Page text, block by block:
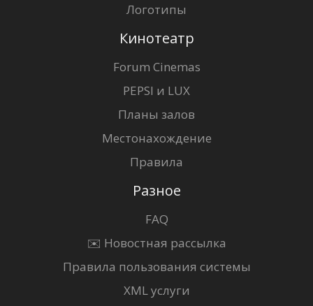
Логотипы
Кинотеатр
Forum Cinemas
PEPSI и LUX
Планы залов
Местонахождение
Правила
Разное
FAQ
✉️ Новостная рассылка
Правила пользования системы
XML услуги